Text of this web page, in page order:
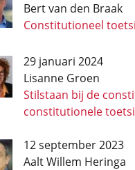
Bert van den Braak
Constitutioneel
29 januari 2024
Lisanne Groen
Stilstaan bij de
constitutionele
12 september 2023
Aalt Willem Heringa